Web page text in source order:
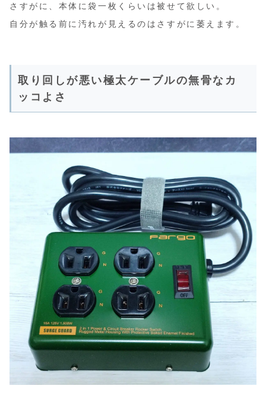
さすがに、本体に袋一枚くらいは被せて欲しい。
自分が触る前に汚れが見えるのはさすがに萎えます。
取り回しが悪い極太ケーブルの無骨なカ
ッコよさ